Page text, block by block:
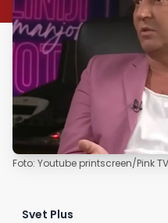
Foto: Youtube printscreen/Pink TV
Svet Plus